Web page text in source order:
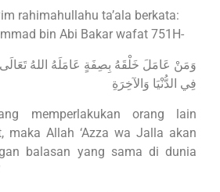
rahimahullahu ta’ala berkata:
bin Abi Bakar wafat 751H-
وَمَنْ عَامَلَ خَلْقَهُ بِصِفَةٍ عَامَلَهُ اللهُ تَعَالَى
فِي الدُّنْيَا وَالآخِرَةِ
memperlakukan orang lain
maka Allah ‘Azza wa Jalla akan
balasan yang sama di dunia